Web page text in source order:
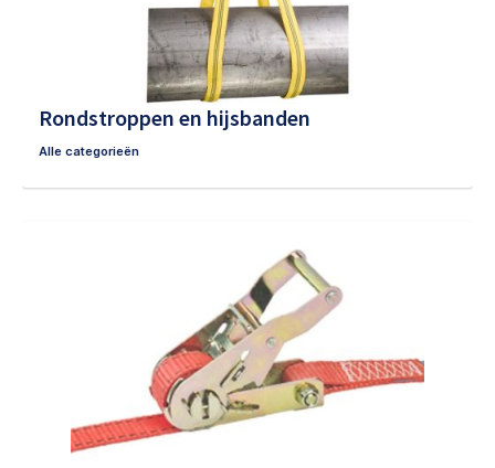
Rondstroppen en hijsbanden
Alle categorieën